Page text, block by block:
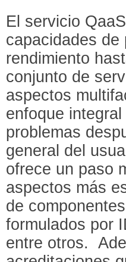
El servicio
capacidades
rendimiento
conjunto de
aspectos
enfoque
problemas
general del
ofrece un paso
aspectos más
de
formulados por
entre otros.